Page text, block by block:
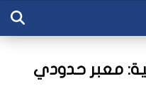
معبر حدودي